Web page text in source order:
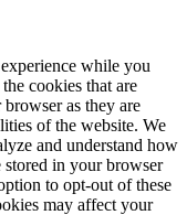
while you
cookies that are
browser as they are
of the website. We
and understand how
in your browser
to opt-out of these
may affect your